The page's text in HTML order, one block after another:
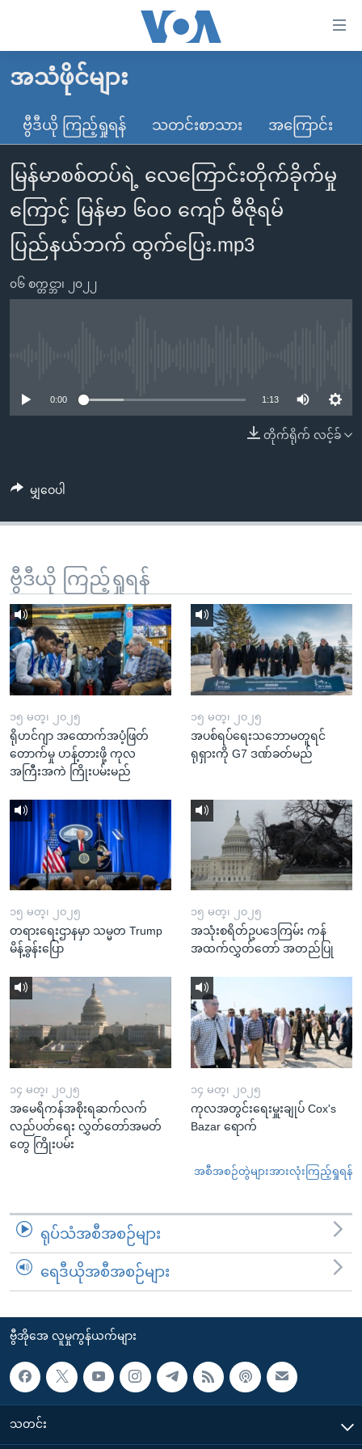
လွယ်ကူ
သည့်
Link
များ
ပင်မ
အကြောင်းအရာ
သို့
ကျော်
ကြည့်
ရှာဖွေ
နေရာ
သို့
ကျော်
ရန်
မူလစာမျက်နှာ
မြန်မာ
ကမ္ဘာ့သတင်းများ
နိုင်ငံတကာ
အမေရိကန်
တရုတ်
အစ္စရေး-ပါလက်စတိုင်း
ဗွီဒီယို
သတင်းလွတ်လပ်ခွင့်
ရပ်ဝန်းတခု လမ်းတခု အလွန်
အင်္ဂလိပ်စာလေ့လာမယ်
အမေရိကန်သုံးအီဒီယံ
အပတ်စဉ်ကဏ္ဍများ
အသံဖိုင်များ
ဗွီဒီယို ကြည့်ရှုရန် သတင်းစာသား အကြောင်း
မြန်မာစစ်တပ်ရဲ့ လေကြောင်းတိုက်ခိုက်မှု
ကြောင့် မြန်မာ ၆၀၀ ကျော် မီဇိုရမ်
ပြည်နယ်ဘက် ထွက်ပြေး.mp3
၀၆ စက္တင္ဘာ၊ ၂၀၂၂
0:00 1:13
တိုက်ရိုက် လင့်ခ်
မျှဝေပါ
ဗွီဒီယို ကြည့်ရှုရန်
၁၅ မတ္၊ ၂၀၂၅
ရိုဟင်ဂျာ အထောက်အပံ့ဖြတ်
တောက်မှု ဟန့်တားဖို့ ကုလ
အကြီးအကဲ ကြိုးပမ်းမည်
၁၅ မတ္၊ ၂၀၂၅
အပစ်ရပ်ရေးသဘောမတူရင်
ရုရှားကို G7 ဒဏ်ခတ်မည်
၁၅ မတ္၊ ၂၀၂၅
တရားရေးဌာနမှာ သမ္မတ Trump
မိန့်ခွန်းပြော
၁၅ မတ္၊ ၂၀၂၅
အသုံးစရိတ်ဥပဒေကြမ်း ကန်
အထက်လွှတ်တော် အတည်ပြု
၁၄ မတ္၊ ၂၀၂၅
အမေရိကန်အစိုးရဆက်လက်
လည်ပတ်ရေး လွှတ်တော်အမတ်
တွေ ကြိုးပမ်း
၁၄ မတ္၊ ၂၀၂၅
ကုလအတွင်းရေးမှူးချုပ် Cox's
Bazar ရောက်
အစီအစဉ်တွဲများအားလုံးကြည့်ရှုရန်
ရုပ်သံအစီအစဉ်များ
ရေဒီယိုအစီအစဉ်များ
ဗွီအိုအေ လူမှုကွန်ယက်များ
သတင်း